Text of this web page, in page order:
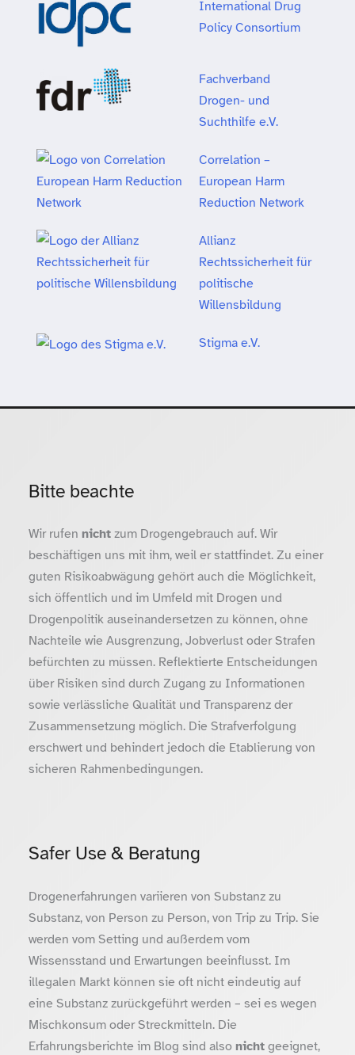
International Drug
Policy Consortium
Fachverband
Drogen- und
Suchthilfe e.V.
Correlation –
European Harm
Reduction Network
Allianz
Rechtssicherheit für
politische
Willensbildung
Stigma e.V.
Bitte beachte
Wir rufen nichtzum Drogengebrauch auf. Wir
beschäftigen uns mit ihm, weil er stattfindet. Zu einer
guten Risikoabwägung gehört auch die Möglichkeit,
sich öffentlich und im Umfeld mit Drogen und
Drogenpolitik auseinandersetzen zu können, ohne
Nachteile wie Ausgrenzung, Jobverlust oder Strafen
befürchten zu müssen. Reflektierte Entscheidungen
über Risiken sind durch Zugang zu Informationen
sowie verlässliche Qualität und Transparenz der
Zusammensetzung möglich. Die Strafverfolgung
erschwert und behindert jedoch die Etablierung von
sicheren Rahmenbedingungen.
Safer Use & Beratung
Drogenerfahrungen variieren von Substanz zu
Substanz, von Person zu Person, von Trip zu Trip. Sie
werden vom Setting und außerdem vom
Wissensstand und Erwartungen beeinflusst. Im
illegalen Markt können sie oft nicht eindeutig auf
eine Substanz zurückgeführt werden – sei es wegen
Mischkonsum oder Streckmitteln. Die
Erfahrungsberichte im Blog sind also nichtgeeignet,